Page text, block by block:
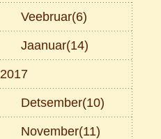
Veebruar(6)
Jaanuar(14)
2017
Detsember(10)
November(11)